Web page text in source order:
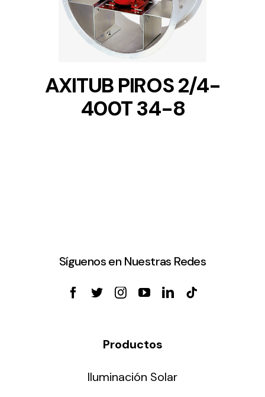
AXITUB PIROS 2/4-
400T 34-8
Síguenos en Nuestras Redes
Productos
Iluminación Solar